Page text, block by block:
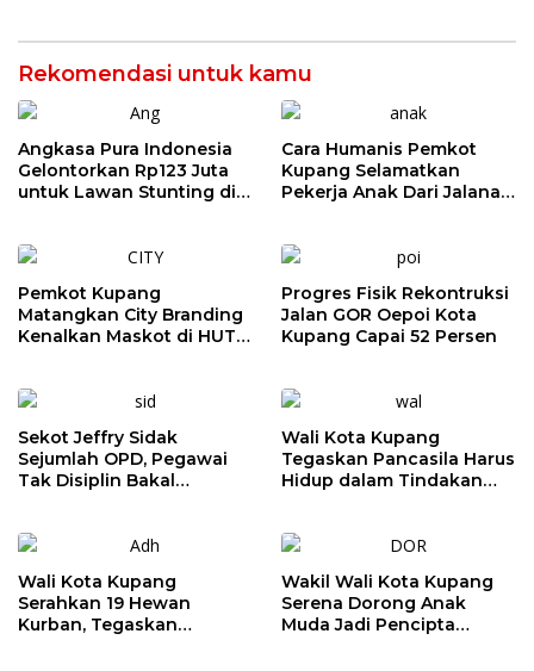
Rekomendasi untuk kamu
Angkasa Pura Indonesia
Gelontorkan Rp123 Juta
untuk Lawan Stunting di
Cara Humanis Pemkot
Kupang Selamatkan
Pekerja Anak Dari Jalanan
Pemkot Kupang
Matangkan City Branding
Kenalkan Maskot di HUT
Progres Fisik Rekontruksi
Jalan GOR Oepoi Kota
Kupang Capai 52 Persen
Sekot Jeffry Sidak
Sejumlah OPD, Pegawai
Tak Disiplin Bakal
Wali Kota Kupang
Tegaskan Pancasila Harus
Hidup dalam Tindakan
Wali Kota Kupang
Serahkan 19 Hewan
Kurban, Tegaskan
Wakil Wali Kota Kupang
Serena Dorong Anak
Muda Jadi Pencipta